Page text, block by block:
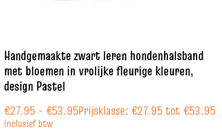
Handgemaakte zwart leren hondenhalsband
met bloemen in vrolijke fleurige kleuren,
design Pastel
€27.95 - €53.95Prijsklasse: €27.95 tot €53.95
Inclusief btw